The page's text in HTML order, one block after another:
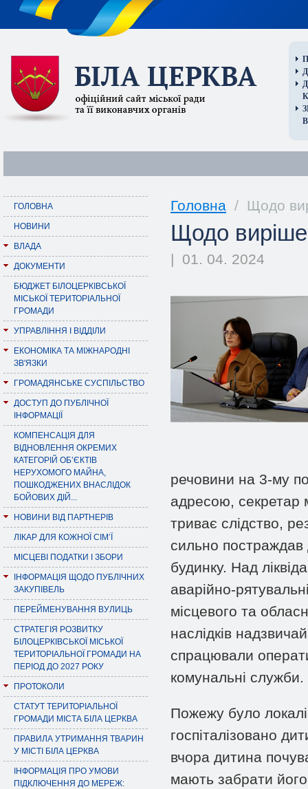
ГОЛОВНА
НОВИНИ
ВЛАДА
ДОКУМЕНТИ
БЮДЖЕТ БІЛОЦЕРКІВСЬКОЇ
МІСЬКОЇ ТЕРИТОРІАЛЬНОЇ
ГРОМАДИ
УПРАВЛІННЯ І ВІДДІЛИ
ЕКОНОМІКА ТА МІЖНАРОДНІ
ЗВ'ЯЗКИ
ГРОМАДЯНСЬКЕ СУСПІЛЬСТВО
ДОСТУП ДО ПУБЛІЧНОЇ
ІНФОРМАЦІЇ
КОМПЕНСАЦІЯ ДЛЯ
ВІДНОВЛЕННЯ ОКРЕМИХ
КАТЕГОРІЙ ОБ’ЄКТІВ
НЕРУХОМОГО МАЙНА,
ПОШКОДЖЕНИХ ВНАСЛІДОК
БОЙОВИХ ДІЙ...
НОВИНИ ВІД ПАРТНЕРІВ
ЛІКАР ДЛЯ КОЖНОЇ СІМ’Ї
МІСЦЕВІ ПОДАТКИ І ЗБОРИ
ІНФОРМАЦІЯ ЩОДО ПУБЛІЧНИХ
ЗАКУПІВЕЛЬ
ПЕРЕЙМЕНУВАННЯ ВУЛИЦЬ
СТРАТЕГІЯ РОЗВИТКУ
БІЛОЦЕРКІВСЬКОЇ МІСЬКОЇ
ТЕРИТОРІАЛЬНОЇ ГРОМАДИ НА
ПЕРІОД ДО 2027 РОКУ
ПРОТОКОЛИ
СТАТУТ ТЕРИТОРІАЛЬНОЇ
ГРОМАДИ МІСТА БІЛА ЦЕРКВА
ПРАВИЛА УТРИМАННЯ ТВАРИН
У МІСТІ БІЛА ЦЕРКВА
ІНФОРМАЦІЯ ПРО УМОВИ
ПІДКЛЮЧЕННЯ ДО МЕРЕЖ:
Головна / Щодо
Щодо
| 01. 04. 2024
речовини на 3-му
адресою, секретар
триває слідство,
сильно постраждав
будинку. Над
аварійно-
місцевого та
наслідків
спрацювали
комунальні служби.
Пожежу було
госпіталізовано
вчора дитина
мають забрати